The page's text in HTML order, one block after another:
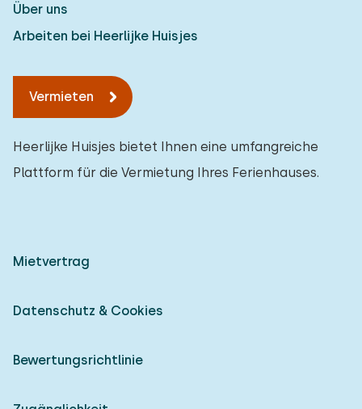
Über uns
Arbeiten bei Heerlijke Huisjes
Vermieten
Heerlijke Huisjes bietet Ihnen eine umfangreiche
Plattform für die Vermietung Ihres Ferienhauses.
Mietvertrag
Datenschutz & Cookies
Bewertungsrichtlinie